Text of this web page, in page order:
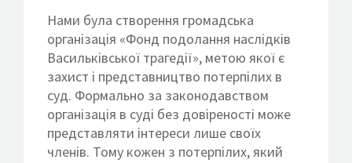
Нами була створення громадська
організація «Фонд подолання наслідків
Васильківської трагедії», метою якої є
захист і представництво потерпілих в
суд. Формально за законодавством
організація в суді без довіреності може
представляти інтереси лише своїх
членів. Тому кожен з потерпілих, який